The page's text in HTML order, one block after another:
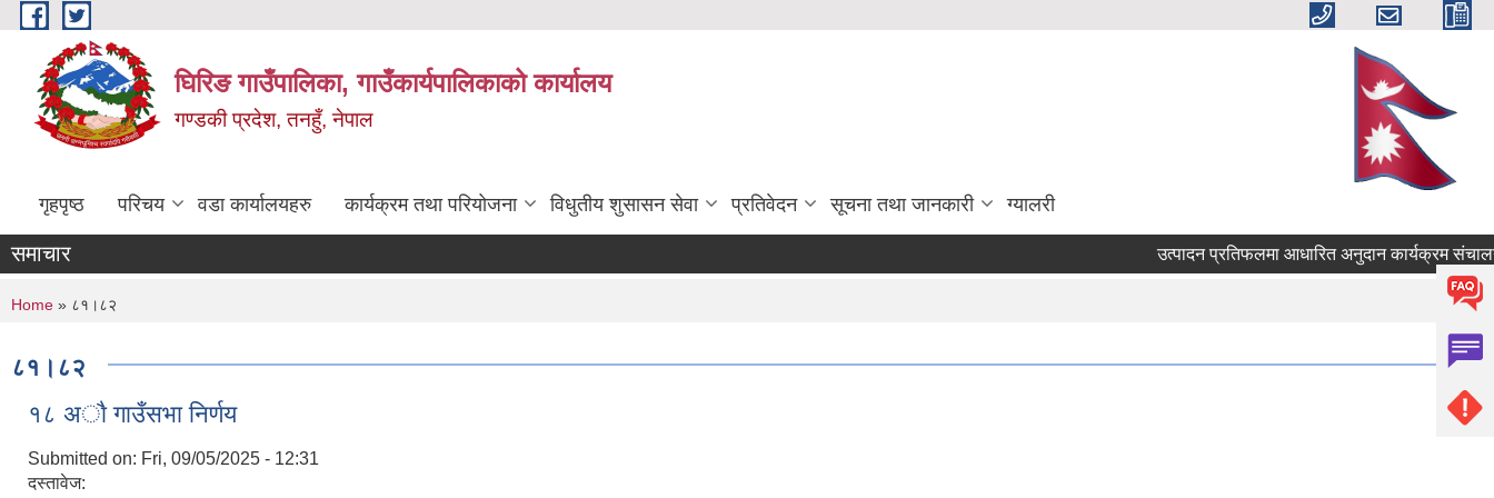
Skip to main content
घिरिङ गाउँपालिका, गाउँकार्यपालिकाको कार्यालय
गण्डकी प्रदेश, तनहुँ, नेपाल
गृहपृष्ठ परिचय वडा कार्यालयहरु कार्यक्रम तथा परियोजना विधुतीय शुसासन सेवा प्रतिवेदन सूचना तथा जानकारी ग्यालरी
समाचार उत्पादन प्रतिफलमा आधारित अनुदान कार्यक्रम
You are here
Home » ८१।८२
८१।८२
१८ अाै गाउँसभा निर्णय
Submitted on: Fri, 09/05/2025 - 12:31
दस्तावेज: